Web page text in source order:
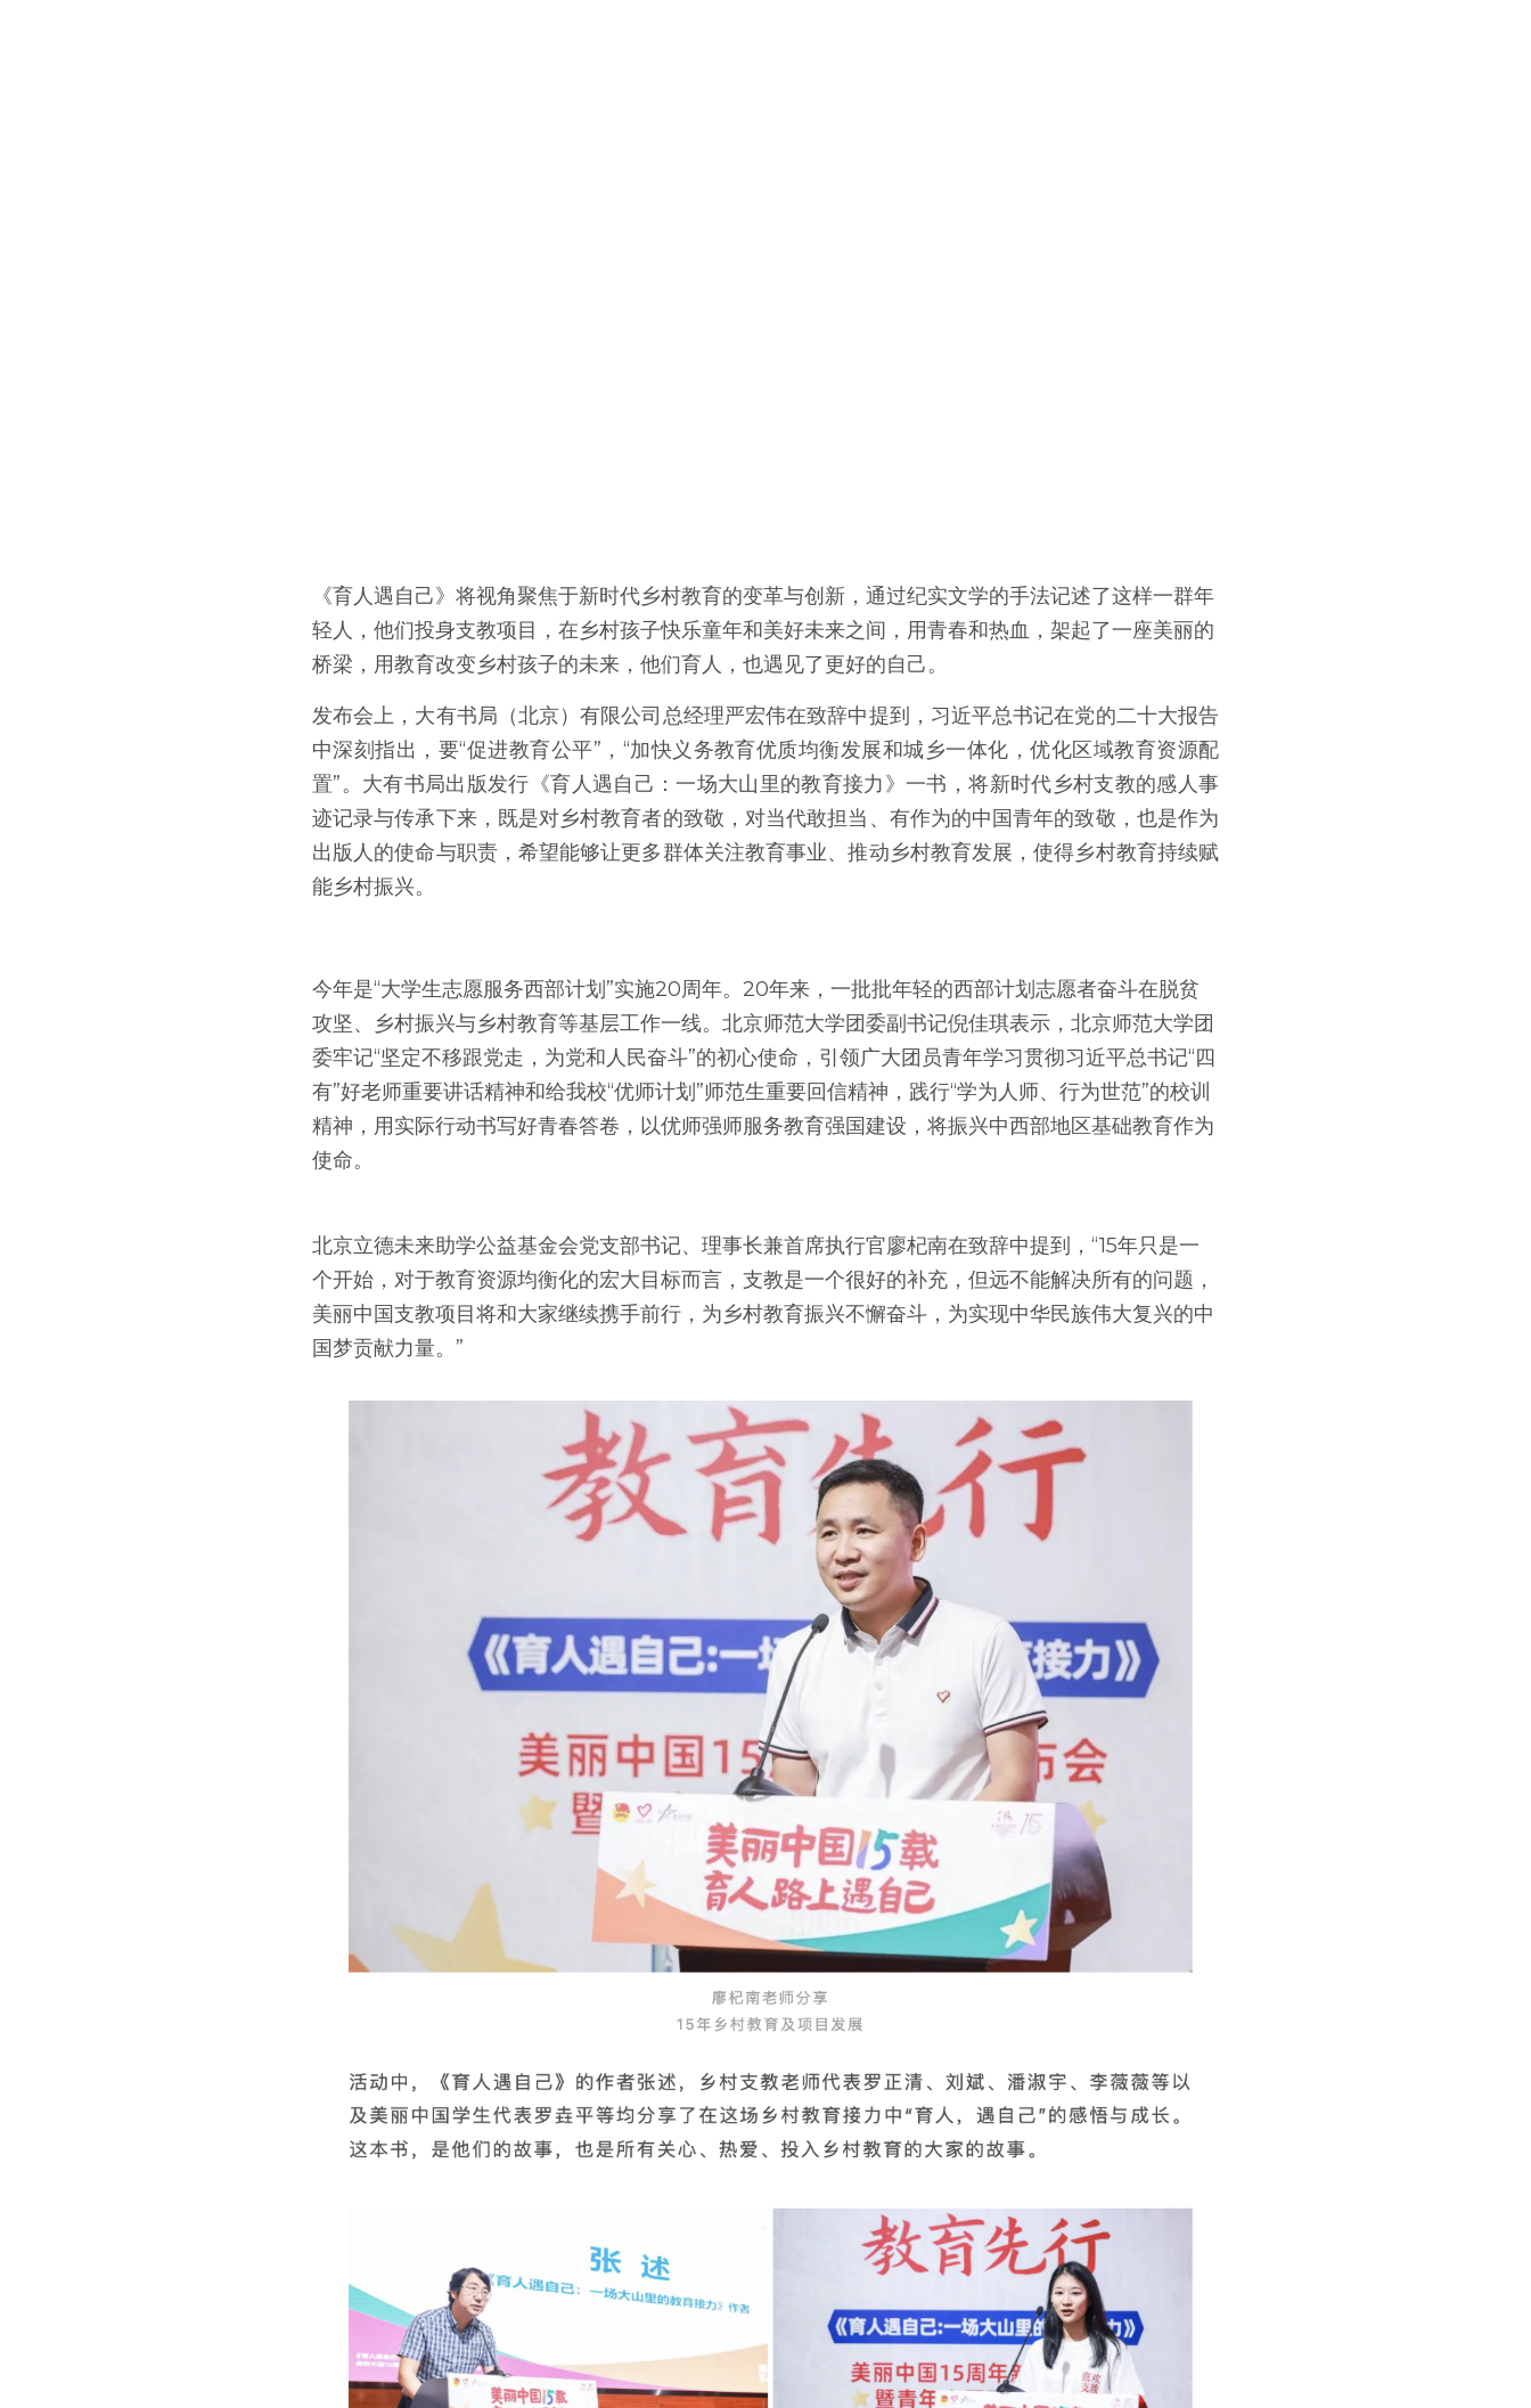
《育人遇自己》将视角聚焦于新时代乡村教育的变革与创新，通过纪实文学的手法记述了这样一群年
轻人，他们投身支教项目，在乡村孩子快乐童年和美好未来之间，用青春和热血，架起了一座美丽的
桥梁，用教育改变乡村孩子的未来，他们育人，也遇见了更好的自己。
发布会上，大有书局（北京）有限公司总经理严宏伟在致辞中提到，习近平总书记在党的二十大报告
中深刻指出，要“促进教育公平”，“加快义务教育优质均衡发展和城乡一体化，优化区域教育资源配
置”。大有书局出版发行《育人遇自己：一场大山里的教育接力》一书，将新时代乡村支教的感人事
迹记录与传承下来，既是对乡村教育者的致敬，对当代敢担当、有作为的中国青年的致敬，也是作为
出版人的使命与职责，希望能够让更多群体关注教育事业、推动乡村教育发展，使得乡村教育持续赋
能乡村振兴。
今年是“大学生志愿服务西部计划”实施20周年。20年来，一批批年轻的西部计划志愿者奋斗在脱贫
攻坚、乡村振兴与乡村教育等基层工作一线。北京师范大学团委副书记倪佳琪表示，北京师范大学团
委牢记“坚定不移跟党走，为党和人民奋斗”的初心使命，引领广大团员青年学习贯彻习近平总书记“四
有”好老师重要讲话精神和给我校“优师计划”师范生重要回信精神，践行“学为人师、行为世范”的校训
精神，用实际行动书写好青春答卷，以优师强师服务教育强国建设，将振兴中西部地区基础教育作为
使命。
北京立德未来助学公益基金会党支部书记、理事长兼首席执行官廖杞南在致辞中提到，“15年只是一
个开始，对于教育资源均衡化的宏大目标而言，支教是一个很好的补充，但远不能解决所有的问题，
美丽中国支教项目将和大家继续携手前行，为乡村教育振兴不懈奋斗，为实现中华民族伟大复兴的中
国梦贡献力量。”